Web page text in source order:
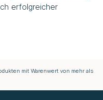
erfolgreicher
mit Warenwert von mehr als